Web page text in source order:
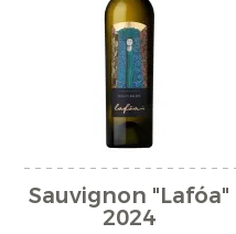
Sauvignon "Lafóa"
2024